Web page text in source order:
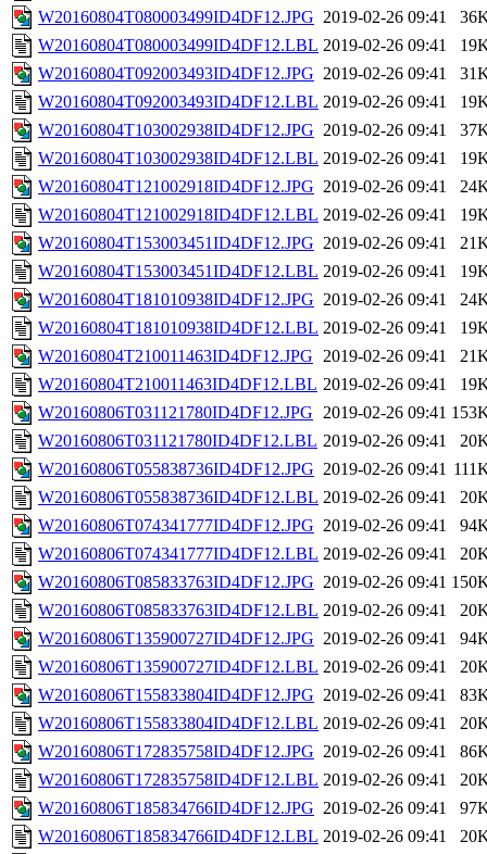
W20160804T080003499ID4DF12.JPG 2019-02-26 09:41
W20160804T080003499ID4DF12.LBL 2019-02-26 09:41
W20160804T092003493ID4DF12.JPG 2019-02-26 09:41
W20160804T092003493ID4DF12.LBL 2019-02-26 09:41
W20160804T103002938ID4DF12.JPG 2019-02-26 09:41
W20160804T103002938ID4DF12.LBL 2019-02-26 09:41
W20160804T121002918ID4DF12.JPG 2019-02-26 09:41
W20160804T121002918ID4DF12.LBL 2019-02-26 09:41
W20160804T153003451ID4DF12.JPG 2019-02-26 09:41
W20160804T153003451ID4DF12.LBL 2019-02-26 09:41
W20160804T181010938ID4DF12.JPG 2019-02-26 09:41
W20160804T181010938ID4DF12.LBL 2019-02-26 09:41
W20160804T210011463ID4DF12.JPG 2019-02-26 09:41
W20160804T210011463ID4DF12.LBL 2019-02-26 09:41
W20160806T031121780ID4DF12.JPG 2019-02-26 09:41
W20160806T031121780ID4DF12.LBL 2019-02-26 09:41
W20160806T055838736ID4DF12.JPG 2019-02-26 09:41
W20160806T055838736ID4DF12.LBL 2019-02-26 09:41
W20160806T074341777ID4DF12.JPG 2019-02-26 09:41
W20160806T074341777ID4DF12.LBL 2019-02-26 09:41
W20160806T085833763ID4DF12.JPG 2019-02-26 09:41
W20160806T085833763ID4DF12.LBL 2019-02-26 09:41
W20160806T135900727ID4DF12.JPG 2019-02-26 09:41
W20160806T135900727ID4DF12.LBL 2019-02-26 09:41
W20160806T155833804ID4DF12.JPG 2019-02-26 09:41
W20160806T155833804ID4DF12.LBL 2019-02-26 09:41
W20160806T172835758ID4DF12.JPG 2019-02-26 09:41
W20160806T172835758ID4DF12.LBL 2019-02-26 09:41
W20160806T185834766ID4DF12.JPG 2019-02-26 09:41
W20160806T185834766ID4DF12.LBL 2019-02-26 09:41